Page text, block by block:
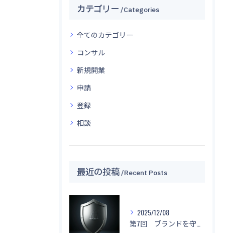
カテゴリー Categories
全てのカテゴリー
コンサル
新規開業
申請
登録
相談
最近の投稿 Recent Posts
2025/12/08